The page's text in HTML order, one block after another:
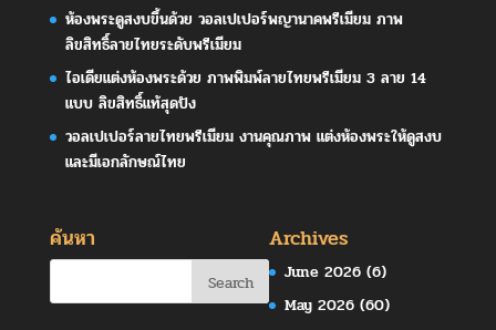
ห้องพระดูสงบขึ้นด้วย วอลเปเปอร์พญานาคพรีเมียม ภาพ
ลิขสิทธิ์ลายไทยระดับพรีเมียม
ไอเดียแต่งห้องพระด้วย ภาพพิมพ์ลายไทยพรีเมียม 3 ลาย 14
แบบ ลิขสิทธิ์แท้สุดปัง
วอลเปเปอร์ลายไทยพรีเมียม งานคุณภาพ แต่งห้องพระให้ดูสงบ
และมีเอกลักษณ์ไทย
ค้นหา Archives
June 2026 (6)
May 2026 (60)